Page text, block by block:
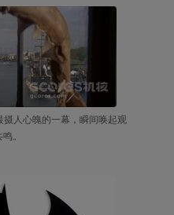
摄人心魄的一幕，瞬间唤起观
。